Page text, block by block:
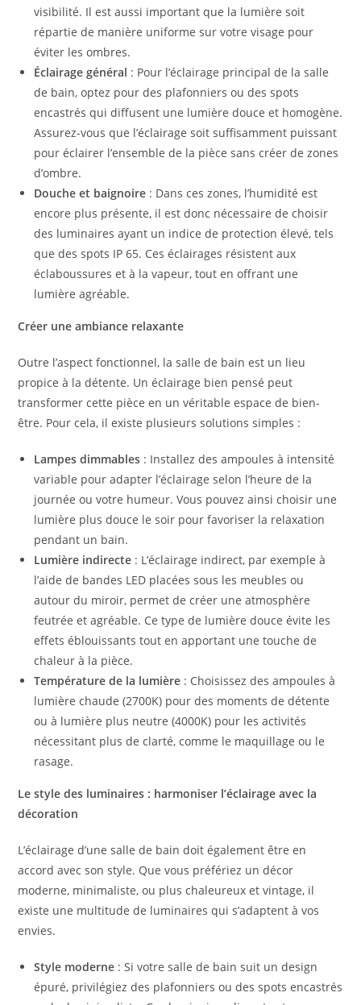
visibilité. Il est aussi important que la lumière soit
répartie de manière uniforme sur votre visage pour
éviter les ombres.
Éclairage général : Pour l’éclairage principal de la salle
de bain, optez pour des plafonniers ou des spots
encastrés qui diffusent une lumière douce et homogène.
Assurez-vous que l’éclairage soit suffisamment puissant
pour éclairer l’ensemble de la pièce sans créer de zones
d’ombre.
Douche et baignoire : Dans ces zones, l’humidité est
encore plus présente, il est donc nécessaire de choisir
des luminaires ayant un indice de protection élevé, tels
que des spots IP 65. Ces éclairages résistent aux
éclaboussures et à la vapeur, tout en offrant une
lumière agréable.
Créer une ambiance relaxante
Outre l’aspect fonctionnel, la salle de bain est un lieu
propice à la détente. Un éclairage bien pensé peut
transformer cette pièce en un véritable espace de bien-
être. Pour cela, il existe plusieurs solutions simples :
Lampes dimmables : Installez des ampoules à intensité
variable pour adapter l’éclairage selon l’heure de la
journée ou votre humeur. Vous pouvez ainsi choisir une
lumière plus douce le soir pour favoriser la relaxation
pendant un bain.
Lumière indirecte : L’éclairage indirect, par exemple à
l’aide de bandes LED placées sous les meubles ou
autour du miroir, permet de créer une atmosphère
feutrée et agréable. Ce type de lumière douce évite les
effets éblouissants tout en apportant une touche de
chaleur à la pièce.
Température de la lumière : Choisissez des ampoules à
lumière chaude (2700K) pour des moments de détente
ou à lumière plus neutre (4000K) pour les activités
nécessitant plus de clarté, comme le maquillage ou le
rasage.
Le style des luminaires : harmoniser l’éclairage avec la
décoration
L’éclairage d’une salle de bain doit également être en
accord avec son style. Que vous préfériez un décor
moderne, minimaliste, ou plus chaleureux et vintage, il
existe une multitude de luminaires qui s’adaptent à vos
envies.
Style moderne : Si votre salle de bain suit un design
épuré, privilégiez des plafonniers ou des spots encastrés